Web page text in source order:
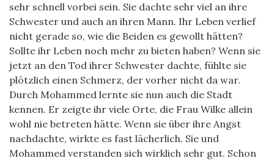
sehr schnell vorbei sein. Sie dachte sehr viel an ihre
Schwester und auch an ihren Mann. Ihr Leben verlief
nicht gerade so, wie die Beiden es gewollt hätten?
Sollte ihr Leben noch mehr zu bieten haben? Wenn sie
jetzt an den Tod ihrer Schwester dachte, fühlte sie
plötzlich einen Schmerz, der vorher nicht da war.
Durch Mohammed lernte sie nun auch die Stadt
kennen. Er zeigte ihr viele Orte, die Frau Wilke allein
wohl nie betreten hätte. Wenn sie über ihre Angst
nachdachte, wirkte es fast lächerlich. Sie und
Mohammed verstanden sich wirklich sehr gut. Schon